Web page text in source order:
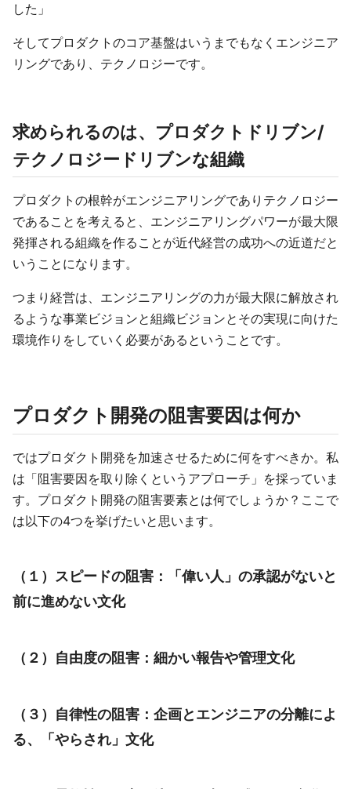
した」
そしてプロダクトのコア基盤はいうまでもなくエンジニア
リングであり、テクノロジーです。
求められるのは、プロダクトドリブン/
テクノロジードリブンな組織
プロダクトの根幹がエンジニアリングでありテクノロジー
であることを考えると、エンジニアリングパワーが最大限
発揮される組織を作ることが近代経営の成功への近道だと
いうことになります。
つまり経営は、エンジニアリングの力が最大限に解放され
るような事業ビジョンと組織ビジョンとその実現に向けた
環境作りをしていく必要があるということです。
プロダクト開発の阻害要因は何か
ではプロダクト開発を加速させるために何をすべきか。私
は「阻害要因を取り除くというアプローチ」を採っていま
す。プロダクト開発の阻害要素とは何でしょうか？ここで
は以下の4つを挙げたいと思います。
（１）スピードの阻害：「偉い人」の承認がないと
前に進めない文化
（２）自由度の阻害：細かい報告や管理文化
（３）自律性の阻害：企画とエンジニアの分離によ
る、「やらされ」文化